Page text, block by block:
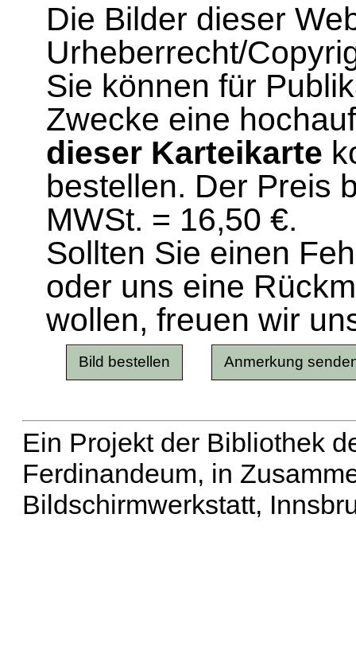
Die Bilder dieser
Urheberrecht/
Sie können für
Zwecke eine
dieser Karteikarte
bestellen. Der Preis
MWSt. = 16,50 €.
Sollten Sie einen
oder uns eine
wollen, freuen wir
Ein Projekt der Bibliothek
Ferdinandeum, in
Bildschirmwerkstatt,